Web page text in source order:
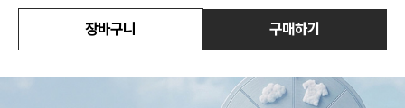
언더웨어/파자마
코디템
장바구니 구매하기